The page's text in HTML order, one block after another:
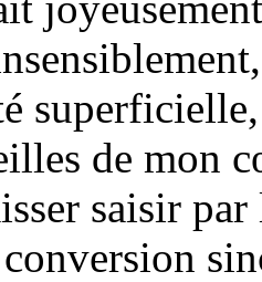
de mon
saisir